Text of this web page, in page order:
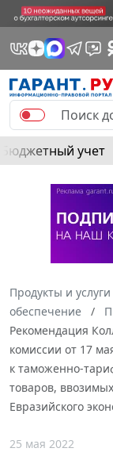
Бюджетный учет
Продукты и услуги
обеспечение
Рекомендация
комиссии от 17
к таможенно-
товаров,
Евразийского
25 мая 2022